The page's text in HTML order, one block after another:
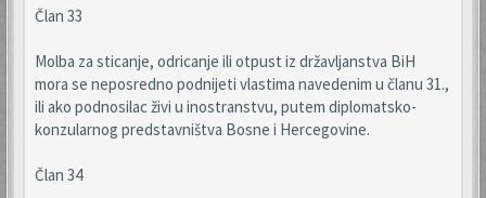
Član 33
Molba za sticanje, odricanje ili otpust iz državljanstva BiH
mora se neposredno podnijeti vlastima navedenim u članu 31.,
ili ako podnosilac živi u inostranstvu, putem diplomatsko-
konzularnog predstavništva Bosne i Hercegovine.
Član 34